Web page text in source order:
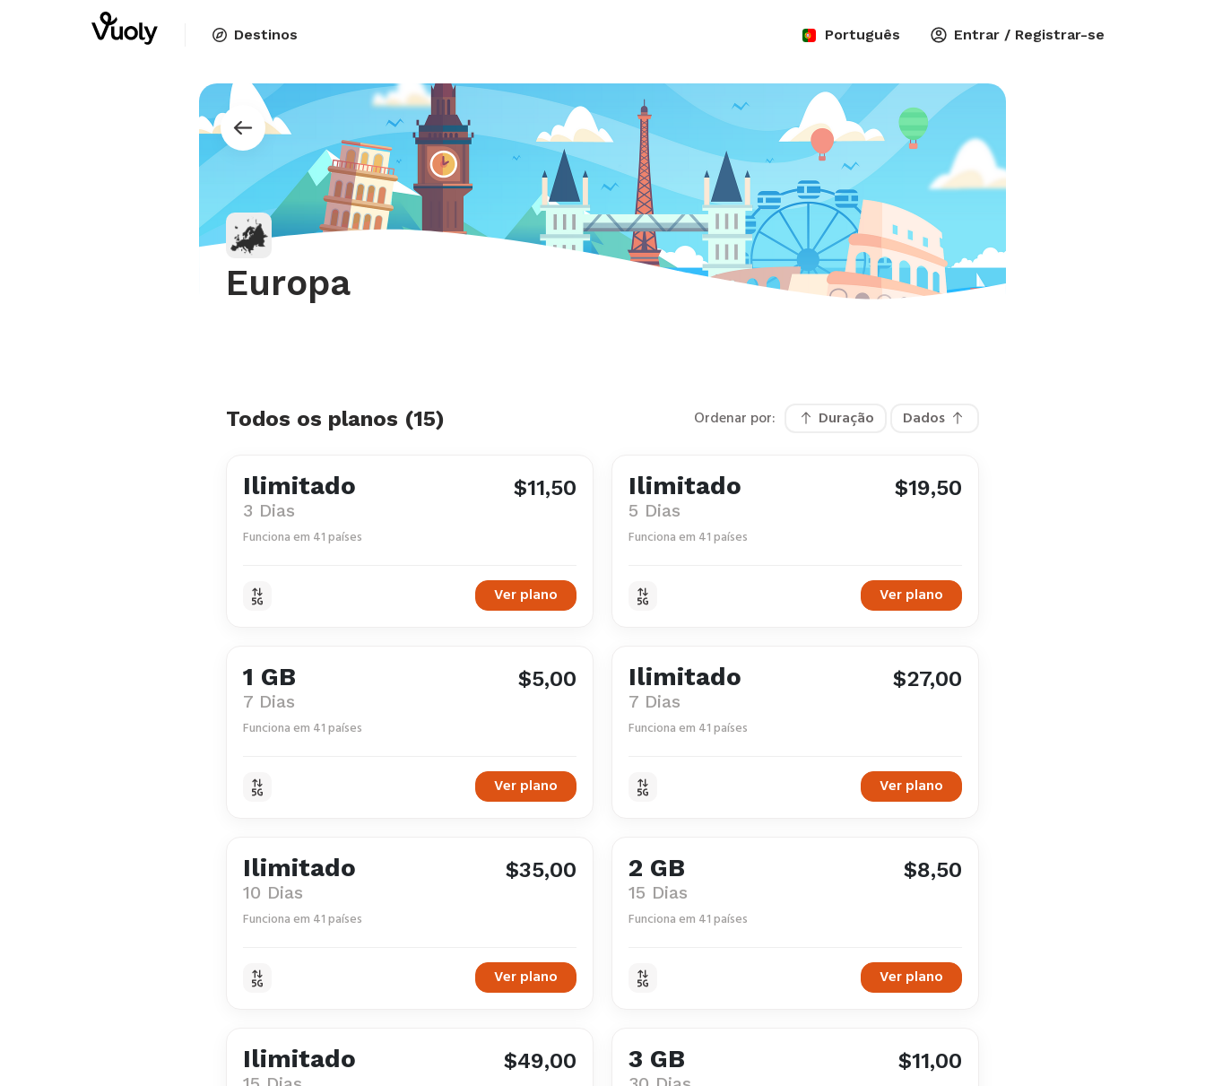
Destinos Português Entrar / Registrar-se
Europa
Todos os planos (15) Ordenar por: Duração Dados
Ilimitado
3 Dias
$11,50
Funciona em 41 países
Ver plano
Ilimitado
5 Dias
$19,50
Funciona em 41 países
Ver plano
1 GB
7 Dias
$5,00
Funciona em 41 países
Ver plano
Ilimitado
7 Dias
$27,00
Funciona em 41 países
Ver plano
Ilimitado
10 Dias
$35,00
Funciona em 41 países
Ver plano
2 GB
15 Dias
$8,50
Funciona em 41 países
Ver plano
Ilimitado $49,00 3 GB $11,00